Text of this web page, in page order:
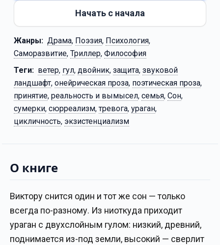
Начать с начала
Жанры: Драма, Поэзия, Психология,
Саморазвитие, Триллер, Философия
Теги: ветер, гул, двойник, защита, звуковой
ландшафт, онейрическая проза, поэтическая проза,
принятие, реальность и вымысел, семья, Сон,
сумерки, сюрреализм, тревога, ураган,
цикличность, экзистенциализм
О книге
Виктору снится один и тот же сон — только
всегда по-разному. Из ниоткуда приходит
ураган с двухслойным гулом: низкий, древний,
поднимается из-под земли, высокий — сверлит